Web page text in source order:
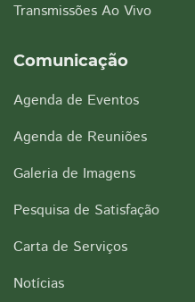
Transmissões Ao Vivo
Comunicação
Agenda de Eventos
Agenda de Reuniões
Galeria de Imagens
Pesquisa de Satisfação
Carta de Serviços
Notícias